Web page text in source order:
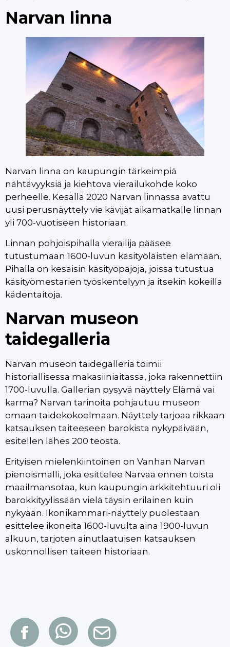
Narvan linna
Narvan linna on kaupungin tärkeimpiä
nähtävyyksiä ja kiehtova vierailukohde koko
perheelle. Kesällä 2020 Narvan linnassa avattu
uusi perusnäyttely vie kävijät aikamatkalle linnan
yli 700-vuotiseen historiaan.
Linnan pohjoispihalla vierailija pääsee
tutustumaan 1600-luvun käsityöläisten elämään.
Pihalla on kesäisin käsityöpajoja, joissa tutustua
käsityömestarien työskentelyyn ja itsekin kokeilla
kädentaitoja.
Narvan museon
taidegalleria
Narvan museon taidegalleria toimii
historiallisessa makasiiniaitassa, joka rakennettiin
1700-luvulla. Gallerian pysyvä näyttely Elämä vai
karma? Narvan tarinoita pohjautuu museon
omaan taidekokoelmaan. Näyttely tarjoaa rikkaan
katsauksen taiteeseen barokista nykypäivään,
esitellen lähes 200 teosta.
Erityisen mielenkiintoinen on Vanhan Narvan
pienoismalli, joka esittelee Narvaa ennen toista
maailmansotaa, kun kaupungin arkkitehtuuri oli
barokkityylissään vielä täysin erilainen kuin
nykyään. Ikonikammari-näyttely puolestaan
esittelee ikoneita 1600-luvulta aina 1900-luvun
alkuun, tarjoten ainutlaatuisen katsauksen
uskonnollisen taiteen historiaan.